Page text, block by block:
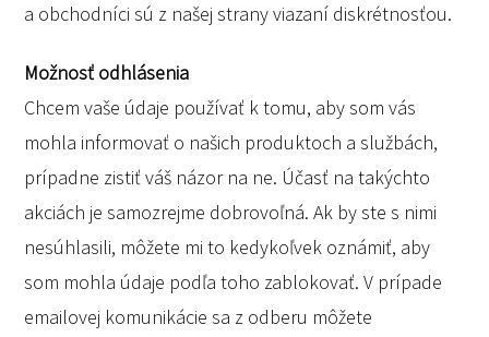
a obchodníci sú z našej strany viazaní diskrétnosťou.
Možnosť odhlásenia
Chcem vaše údaje používať k tomu, aby som vás
mohla informovať o našich produktoch a službách,
prípadne zistiť váš názor na ne. Účasť na takýchto
akciách je samozrejme dobrovoľná. Ak by ste s nimi
nesúhlasili, môžete mi to kedykoľvek oznámiť, aby
som mohla údaje podľa toho zablokovať. V prípade
emailovej komunikácie sa z odberu môžete